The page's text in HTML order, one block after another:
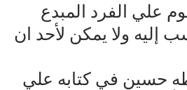
علي الفرد المبدع
إليه ولا يمكن لأحد ان
طه حسين في كتابه علي